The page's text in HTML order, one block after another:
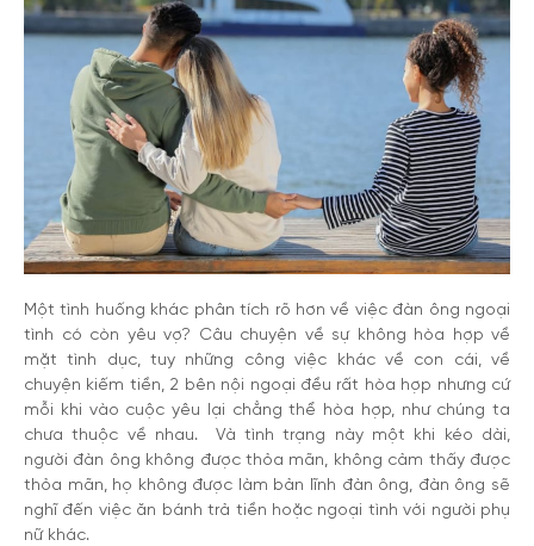
Một tình huống khác phân tích rõ hơn về việc đàn ông ngoại
tình có còn yêu vợ? Câu chuyện về sự không hòa hợp về
mặt tình dục, tuy những công việc khác về con cái, về
chuyện kiếm tiền, 2 bên nội ngoại đều rất hòa hợp nhưng cứ
mỗi khi vào cuộc yêu lại chẳng thể hòa hợp, như chúng ta
chưa thuộc về nhau. Và tình trạng này một khi kéo dài,
người đàn ông không được thỏa mãn, không cảm thấy được
thỏa mãn, họ không được làm bản lĩnh đàn ông, đàn ông sẽ
nghĩ đến việc ăn bánh trả tiền hoặc ngoại tình với người phụ
nữ khác.